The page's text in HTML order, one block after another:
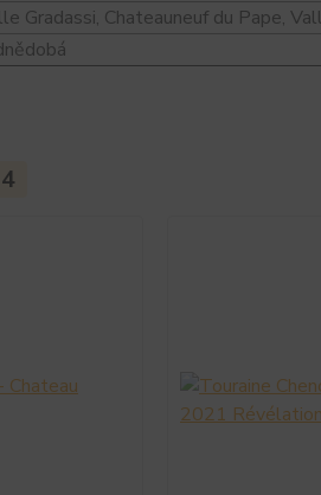
Gradassi, Chateauneuf du Pape,
4